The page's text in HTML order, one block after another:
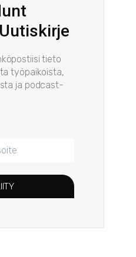
tieto
työpaikoista,
ja podcast-